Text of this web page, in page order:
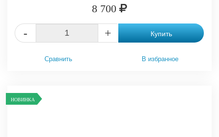
8 700
- + Купить
Сравнить В избранное
НОВИНКА